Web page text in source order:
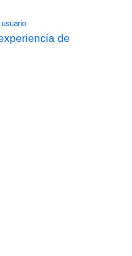
de